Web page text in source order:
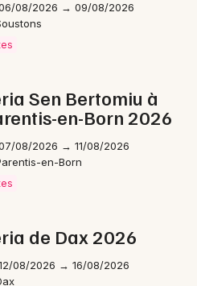
08/2026 → 09/08/2026
Sen Bertomiu à
en-Born 2026
08/2026 → 11/08/2026
en-Born
de Dax 2026
08/2026 → 16/08/2026